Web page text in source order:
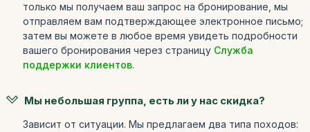
только мы получаем ваш запрос на бронирование, мы
отправляем вам подтверждающее электронное письмо;
затем вы можете в любое время увидеть подробности
вашего бронирования через страницу Служба
поддержки клиентов.
Мы небольшая группа, есть ли у нас скидка?
Зависит от ситуации. Мы предлагаем два типа походов: